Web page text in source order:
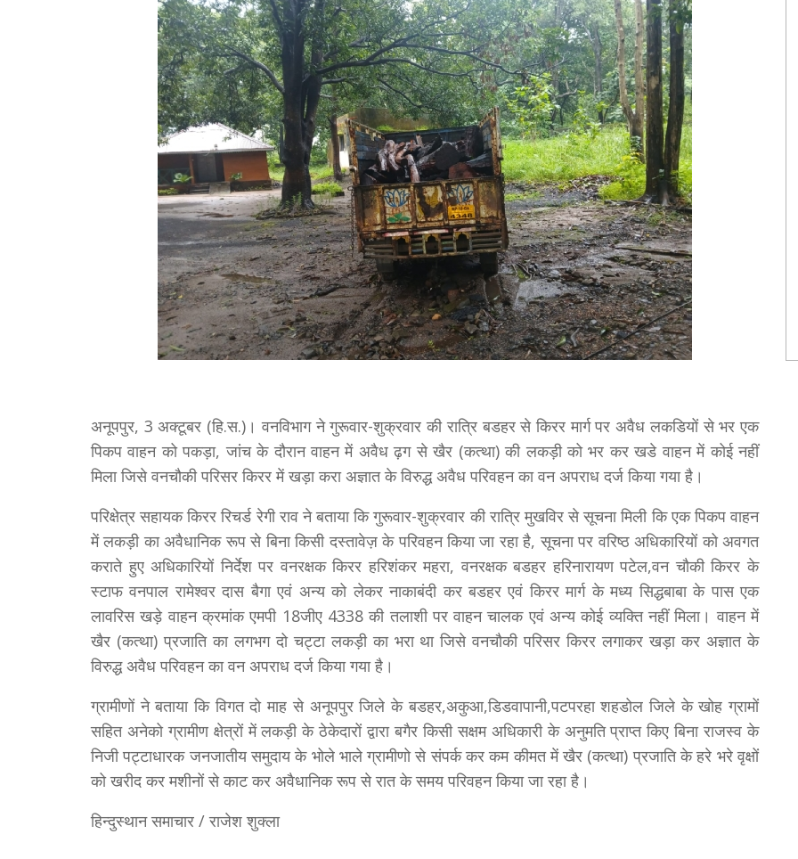
अनूपपुर, 3 अक्टूबर (हि.स.)। वनविभाग ने गुरूवार-शुक्रवार की रात्रि बडहर से किरर मार्ग पर अवैध लकडियों से भर एक
पिकप वाहन को पकड़ा, जांच के दौरान वाहन में अवैध ढ़ग से खैर (कत्था) की लकड़ी को भर कर खडे वाहन में कोई नहीं
मिला जिसे वनचौकी परिसर किरर में खड़ा करा अज्ञात के विरुद्ध अवैध परिवहन का वन अपराध दर्ज किया गया है।
परिक्षेत्र सहायक किरर रिचर्ड रेगी राव ने बताया कि गुरूवार-शुक्रवार की रात्रि मुखविर से सूचना मिली कि एक पिकप वाहन
में लकड़ी का अवैधानिक रूप से बिना किसी दस्तावेज़ के परिवहन किया जा रहा है, सूचना पर वरिष्ठ अधिकारियों को अवगत
कराते हुए अधिकारियों निर्देश पर वनरक्षक किरर हरिशंकर महरा, वनरक्षक बडहर हरिनारायण पटेल,वन चौकी किरर के
स्टाफ वनपाल रामेश्वर दास बैगा एवं अन्य को लेकर नाकाबंदी कर बडहर एवं किरर मार्ग के मध्य सिद्धबाबा के पास एक
लावरिस खड़े वाहन क्रमांक एमपी 18जीए 4338 की तलाशी पर वाहन चालक एवं अन्य कोई व्यक्ति नहीं मिला। वाहन में
खैर (कत्था) प्रजाति का लगभग दो चट्टा लकड़ी का भरा था जिसे वनचौकी परिसर किरर लगाकर खड़ा कर अज्ञात के
विरुद्ध अवैध परिवहन का वन अपराध दर्ज किया गया है।
ग्रामीणों ने बताया कि विगत दो माह से अनूपपुर जिले के बडहर,अकुआ,डिडवापानी,पटपरहा शहडोल जिले के खोह ग्रामों
सहित अनेको ग्रामीण क्षेत्रों में लकड़ी के ठेकेदारों द्वारा बगैर किसी सक्षम अधिकारी के अनुमति प्राप्त किए बिना राजस्व के
निजी पट्टाधारक जनजातीय समुदाय के भोले भाले ग्रामीणो से संपर्क कर कम कीमत में खैर (कत्था) प्रजाति के हरे भरे वृक्षों
को खरीद कर मशीनों से काट कर अवैधानिक रूप से रात के समय परिवहन किया जा रहा है।
हिन्दुस्थान समाचार / राजेश शुक्ला